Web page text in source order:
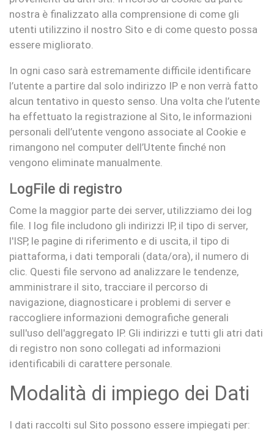
nostra è finalizzato alla comprensione di come gli
utenti utilizzino il nostro Sito e di come questo possa
essere migliorato.
In ogni caso sarà estremamente difficile identificare
l’utente a partire dal solo indirizzo IP e non verrà fatto
alcun tentativo in questo senso. Una volta che l’utente
ha effettuato la registrazione al Sito, le informazioni
personali dell’utente vengono associate al Cookie e
rimangono nel computer dell’Utente finché non
vengono eliminate manualmente.
LogFile di registro
Come la maggior parte dei server, utilizziamo dei log
file. I log file includono gli indirizzi IP, il tipo di server,
l'ISP, le pagine di riferimento e di uscita, il tipo di
piattaforma, i dati temporali (data/ora), il numero di
clic. Questi file servono ad analizzare le tendenze,
amministrare il sito, tracciare il percorso di
navigazione, diagnosticare i problemi di server e
raccogliere informazioni demografiche generali
sull'uso dell'aggregato IP. Gli indirizzi e tutti gli atri dati
di registro non sono collegati ad informazioni
identificabili di carattere personale.
Modalità di impiego dei Dati
I dati raccolti sul Sito possono essere impiegati per: